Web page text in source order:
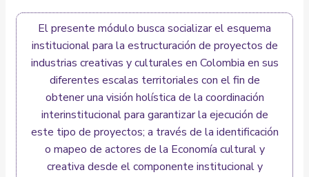
El presente módulo busca socializar el esquema
institucional para la estructuración de proyectos de
industrias creativas y culturales en Colombia en sus
diferentes escalas territoriales con el fin de
obtener una visión holística de la coordinación
interinstitucional para garantizar la ejecución de
este tipo de proyectos; a través de la identificación
o mapeo de actores de la Economía cultural y
creativa desde el componente institucional y